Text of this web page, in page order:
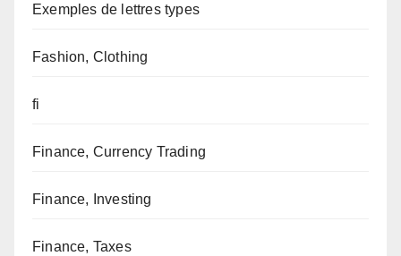
Exemples de lettres types
Fashion, Clothing
fi
Finance, Currency Trading
Finance, Investing
Finance, Taxes